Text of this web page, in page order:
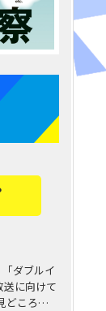
「ダブルイ
送に向けて
どころ…